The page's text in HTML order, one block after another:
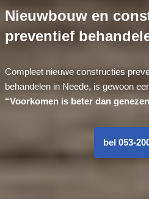
Nieuwbouw en
preventief
Compleet nieuwe constructies
behandelen in Neede, is gewoon
“Voorkomen is beter dan
bel 053-